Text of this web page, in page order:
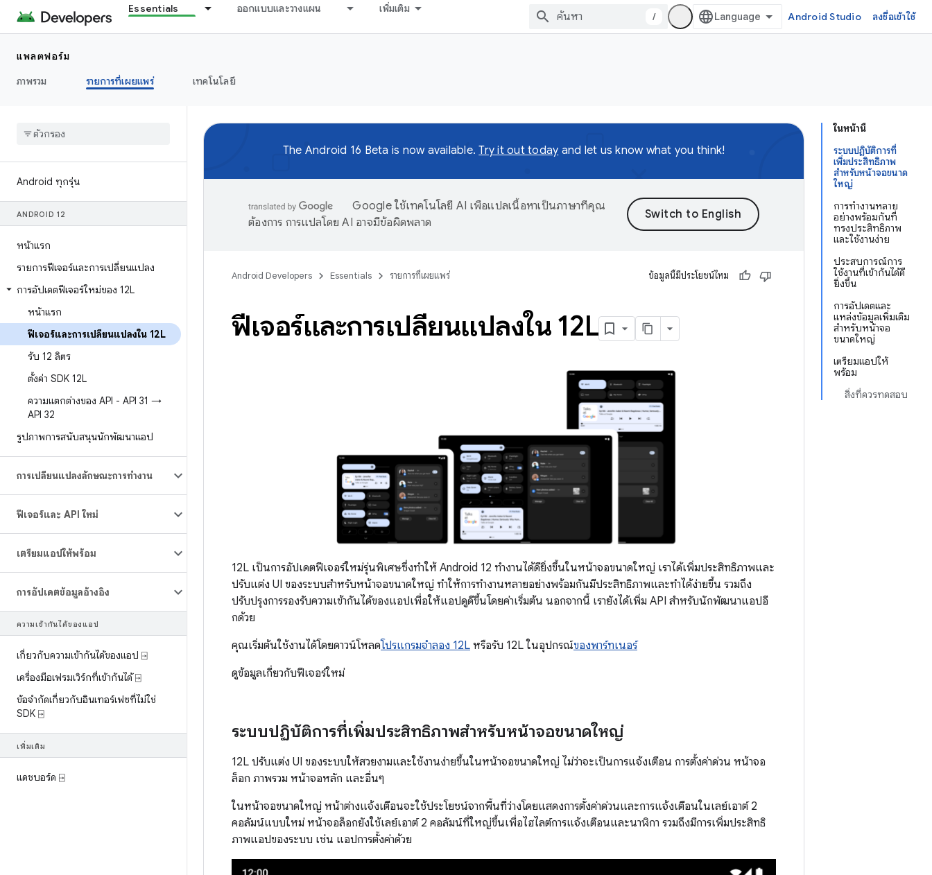
Essentials ออกแบบและวางแผน เพิ่มเติม
/ Android Studio ลงชื่อเข้าใช้
แพลตฟอร์ม
ภาพรวม
รายการที่เผยแพร่ เทคโนโลยี
Android ทุกรุ่น
ANDROID 12
หน้าแรก
รายการฟีเจอร์และการเปลี่ยนแปลง
การอัปเดตฟีเจอร์ใหม่ของ 12L
หน้าแรก
ฟีเจอร์และการเปลี่ยนแปลงใน 12L
รับ 12 ลิตร
ตั้งค่า SDK 12L
ความแตกต่างของ API - API 31 →
API 32
รูปภาพการสนับสนุนนักพัฒนาแอป
การเปลี่ยนแปลงลักษณะการทำงาน
ฟีเจอร์และ API ใหม่
เตรียมแอปให้พร้อม
การอัปเดตข้อมูลอ้างอิง
ความเข้ากันได้ของแอป
เกี่ยวกับความเข้ากันได้ของแอป ⍈
เครื่องมือเฟรมเวิร์กที่เข้ากันได้ ⍈
ข้อจำกัดเกี่ยวกับอินเทอร์เฟซที่ไม่ใช่
SDK ⍈
เพิ่มเติม
แดชบอร์ด ⍈
ในหน้านี้
ระบบปฏิบัติการที่
เพิ่มประสิทธิภาพ
สำหรับหน้าจอขนาด
ใหญ่
การทำงานหลาย
อย่างพร้อมกันที่
ทรงประสิทธิภาพ
และใช้งานง่าย
ประสบการณ์การ
ใช้งานที่เข้ากันได้ดี
ยิ่งขึ้น
การอัปเดตและ
แหล่งข้อมูลเพิ่มเติม
สำหรับหน้าจอ
ขนาดใหญ่
เตรียมแอปให้
พร้อม
สิ่งที่ควรทดสอบ
The Android 16 Beta is now available.Try it out today and let us know what you think!
Google ใช้เทคโนโลยี AI เพื่อแปลเนื้อหาเป็นภาษาที่คุณ
ต้องการ การแปลโดย AI อาจมีข้อผิดพลาด
Android Developers Essentials รายการที่เผยแพร่ ข้อมูลนี้มีประโยชน์ไหม
ฟีเจอร์และการเปลี่ยนแปลงใน 12L
12L เป็นการอัปเดตฟีเจอร์ใหม่รุ่นพิเศษซึ่งทำให้ Android 12 ทำงานได้ดียิ่งขึ้นในหน้าจอขนาดใหญ่ เราได้เพิ่มประสิทธิภาพและ
ปรับแต่ง UI ของระบบสำหรับหน้าจอขนาดใหญ่ ทำให้การทำงานหลายอย่างพร้อมกันมีประสิทธิภาพและทำได้ง่ายขึ้น รวมถึง
ปรับปรุงการรองรับความเข้ากันได้ของแอปเพื่อให้แอปดูดีขึ้นโดยค่าเริ่มต้น นอกจากนี้ เรายังได้เพิ่ม API สำหรับนักพัฒนาแอปอี
กด้วย
คุณเริ่มต้นใช้งานได้โดยดาวน์โหลดโปรแกรมจำลอง 12L หรือรับ 12L ในอุปกรณ์ของพาร์ทเนอร์
ดูข้อมูลเกี่ยวกับฟีเจอร์ใหม่
ระบบปฏิบัติการที่เพิ่มประสิทธิภาพสำหรับหน้าจอขนาดใหญ่
12L ปรับแต่ง UI ของระบบให้สวยงามและใช้งานง่ายขึ้นในหน้าจอขนาดใหญ่ ไม่ว่าจะเป็นการแจ้งเตือน การตั้งค่าด่วน หน้าจอ
ล็อก ภาพรวม หน้าจอหลัก และอื่นๆ
ในหน้าจอขนาดใหญ่ หน้าต่างแจ้งเตือนจะใช้ประโยชน์จากพื้นที่ว่างโดยแสดงการตั้งค่าด่วนและการแจ้งเตือนในเลย์เอาต์ 2
คอลัมน์แบบใหม่ หน้าจอล็อกยังใช้เลย์เอาต์ 2 คอลัมน์ที่ใหญ่ขึ้นเพื่อไฮไลต์การแจ้งเตือนและนาฬิกา รวมถึงมีการเพิ่มประสิทธิ
ภาพแอปของระบบ เช่น แอปการตั้งค่าด้วย